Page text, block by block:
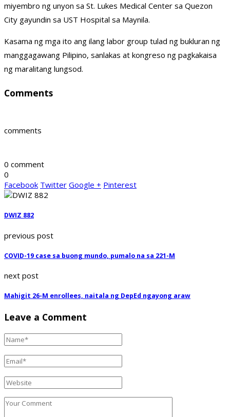
miyembro ng unyon sa St. Lukes Medical Center sa Quezon
City gayundin sa UST Hospital sa Maynila.
Kasama ng mga ito ang ilang labor group tulad ng bukluran ng
manggagawang Pilipino, sanlakas at kongreso ng pagkakaisa
ng maralitang lungsod.
Comments
comments
0 comment
0
Facebook Twitter Google + Pinterest
DWIZ 882
previous post
COVID-19 case sa buong mundo, pumalo na sa 221-M
next post
Mahigit 26-M enrollees, naitala ng DepEd ngayong araw
Leave a Comment